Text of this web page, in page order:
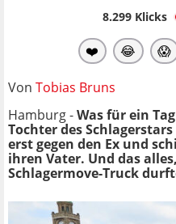
8.299Klicks
❤️ 😂 😱
Von Tobias Bruns
Hamburg -Was für ein
Tochter des
erst gegen den Ex und
ihren Vater. Und das
Schlagermove-Truck